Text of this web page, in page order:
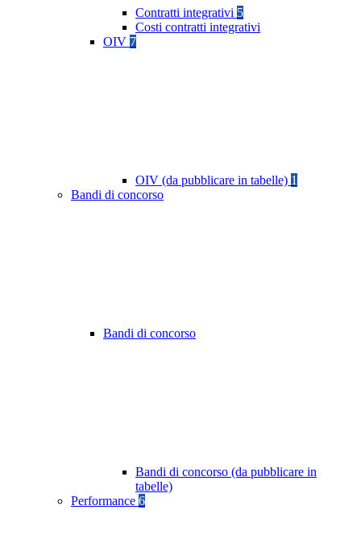
Contratti integrativi 5
Costi contratti integrativi
OIV 7
OIV (da pubblicare in tabelle) 1
Bandi di concorso
Bandi di concorso
Bandi di concorso (da pubblicare in
tabelle)
Performance 6